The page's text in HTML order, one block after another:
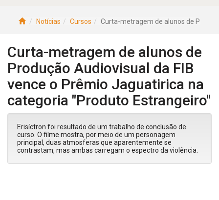
Notícias Cursos Curta-metragem de alunos de P
Curta-metragem de alunos de
Produção Audiovisual da FIB
vence o Prêmio Jaguatirica na
categoria "Produto Estrangeiro"
Erisíctron foi resultado de um trabalho de conclusão de
curso. O filme mostra, por meio de um personagem
principal, duas atmosferas que aparentemente se
contrastam, mas ambas carregam o espectro da violência.